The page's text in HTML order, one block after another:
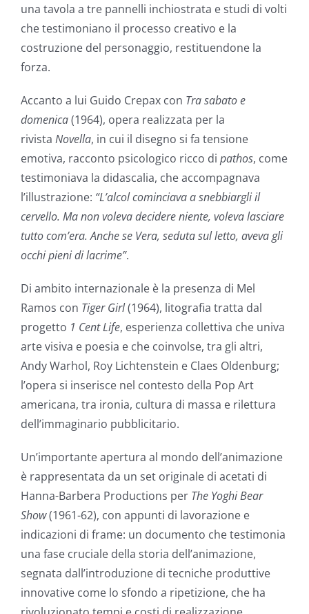
una tavola a tre pannelli inchiostrata e studi di volti
che testimoniano il processo creativo e la
costruzione del personaggio, restituendone la
forza.
Accanto a lui Guido Crepax con Tra sabato e
domenica(1964), opera realizzata per la
rivista Novella, in cui il disegno si fa tensione
emotiva, racconto psicologico ricco di pathos, come
testimoniava la didascalia, che accompagnava
l’illustrazione: “L’alcol cominciava a snebbiargli il
cervello. Ma non voleva decidere niente, voleva lasciare
tutto com’era. Anche se Vera, seduta sul letto, aveva gli
occhi pieni di lacrime”.
Di ambito internazionale è la presenza di Mel
Ramos con Tiger Girl(1964), litografia tratta dal
progetto 1 Cent Life, esperienza collettiva che univa
arte visiva e poesia e che coinvolse, tra gli altri,
Andy Warhol, Roy Lichtenstein e Claes Oldenburg;
l’opera si inserisce nel contesto della Pop Art
americana, tra ironia, cultura di massa e rilettura
dell’immaginario pubblicitario.
Un’importante apertura al mondo dell’animazione
è rappresentata da un set originale di acetati di
Hanna-Barbera Productions per The Yoghi Bear
Show(1961-62), con appunti di lavorazione e
indicazioni di frame: un documento che testimonia
una fase cruciale della storia dell’animazione,
segnata dall’introduzione di tecniche produttive
innovative come lo sfondo a ripetizione, che ha